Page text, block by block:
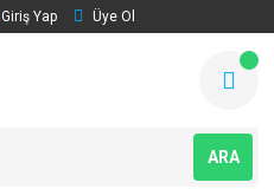
Giriş Yap Üye Ol
ARA